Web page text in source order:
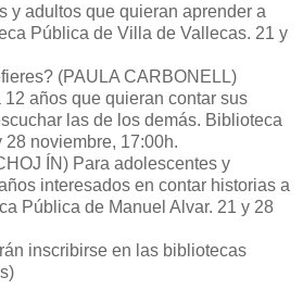
y adultos que quieran aprender a
Pública de Villa de Vallecas. 21 y
(PAULA CARBONELL)
años que quieran contar sus
las de los demás. Biblioteca
noviembre, 17:00h.
ÍN) Para adolescentes y
interesados en contar historias a
Pública de Manuel Alvar. 21 y 28
inscribirse en las bibliotecas